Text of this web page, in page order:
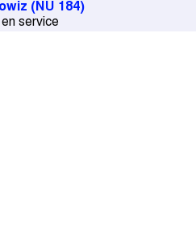
(NU 184)
service